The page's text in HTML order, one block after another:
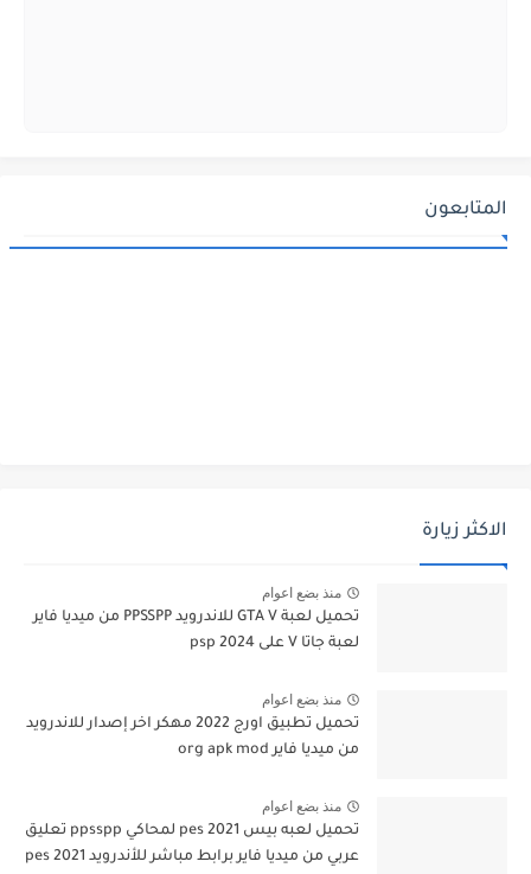
المتابعون
الاكثر زيارة
منذ بضع اعوام
تحميل لعبة GTA V للاندرويد PPSSPP من ميديا فاير
لعبة جاتا V على psp 2024
منذ بضع اعوام
تحميل تطبيق اورج 2022 مهكر اخر إصدار للاندرويد
من ميديا فاير org apk mod
منذ بضع اعوام
تحميل لعبه بيس pes 2021 لمحاكي ppsspp تعليق
عربي من ميديا فاير برابط مباشر للأندرويد pes 2021